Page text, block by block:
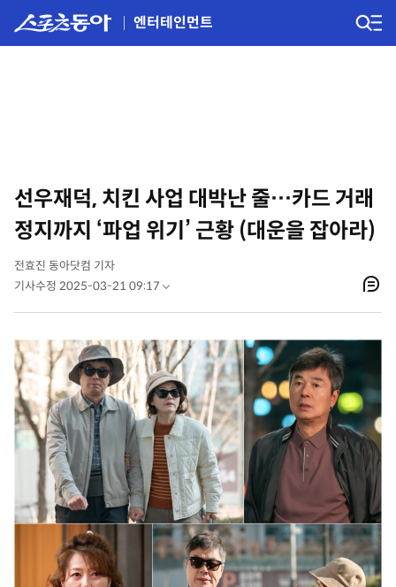
엔터테인먼트
선우재덕, 치킨 사업 대박난 줄…카드 거래
정지까지 ‘파업 위기’ 근황 (대운을 잡아라)
전효진 동아닷컴 기자
기사수정 2025-03-21 09:17